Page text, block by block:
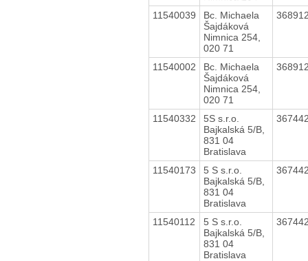
11540039
Bc. Michaela
Šajdáková
Nimnica 254,
020 71
11540002
Bc. Michaela
Šajdáková
Nimnica 254,
020 71
11540332
5S s.r.o.
Bajkalská 5/B,
831 04
Bratislava
11540173
5 S s.r.o.
Bajkalská 5/B,
831 04
Bratislava
11540112
5 S s.r.o.
Bajkalská 5/B,
831 04
Bratislava